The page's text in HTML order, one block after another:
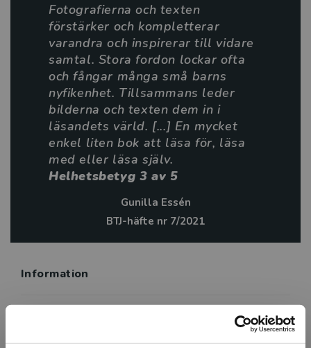
Fotografierna och texten
förstärker och kompletterar
varandra och inspirerar till vidare
samtal. Stora fordon lockar ofta
och fångar många små barns
nyfikenhet. Tillsammans leder
bilderna och texten dem in i
läsandets värld. [...] En mycket
enkel liten bok att läsa för, läsa
med eller läsa själv.
Helhetsbetyg 3 av 5
Gunilla Essén
BTJ-häfte nr 7/2021
Information